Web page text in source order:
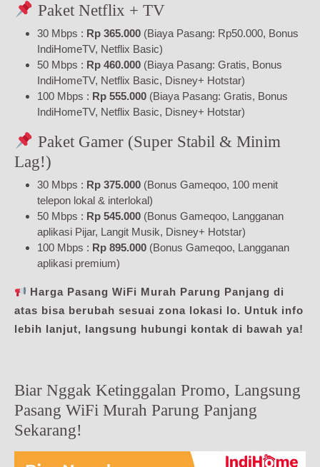
Paket Netflix + TV
30 Mbps : Rp 365.000 (Biaya Pasang: Rp50.000, Bonus
IndiHomeTV, Netflix Basic)
50 Mbps : Rp 460.000 (Biaya Pasang: Gratis, Bonus
IndiHomeTV, Netflix Basic, Disney+ Hotstar)
100 Mbps : Rp 555.000 (Biaya Pasang: Gratis, Bonus
IndiHomeTV, Netflix Basic, Disney+ Hotstar)
Paket Gamer (Super Stabil & Minim
Lag!)
30 Mbps : Rp 375.000 (Bonus Gameqoo, 100 menit
telepon lokal & interlokal)
50 Mbps : Rp 545.000 (Bonus Gameqoo, Langganan
aplikasi Pijar, Langit Musik, Disney+ Hotstar)
100 Mbps : Rp 895.000 (Bonus Gameqoo, Langganan
aplikasi premium)
Harga Pasang WiFi Murah Parung Panjang di
atas bisa berubah sesuai zona lokasi lo. Untuk info
lebih lanjut, langsung hubungi kontak di bawah ya!
Biar Nggak Ketinggalan Promo, Langsung
Pasang WiFi Murah Parung Panjang
Sekarang!